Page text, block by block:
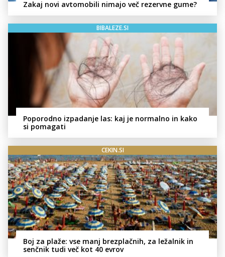
Zakaj novi avtomobili nimajo več rezervne gume?
BIBALEZE.SI
Poporodno izpadanje las: kaj je normalno in kako
si pomagati
CEKIN.SI
Boj za plaže: vse manj brezplačnih, za ležalnik in
senčnik tudi več kot 40 evrov